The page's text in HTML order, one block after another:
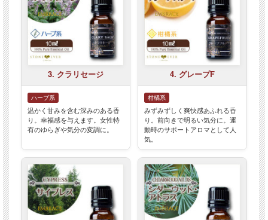
3. クラリセージ
ハーブ系
温かく甘みを含む深みのある香
り。幸福感を与えます。女性特
有のゆらぎや気分の変調に。
4. グレープF
柑橘系
みずみずしく爽快感あふれる香
り。前向きで明るい気分に。運
動時のサポートアロマとして人
気。